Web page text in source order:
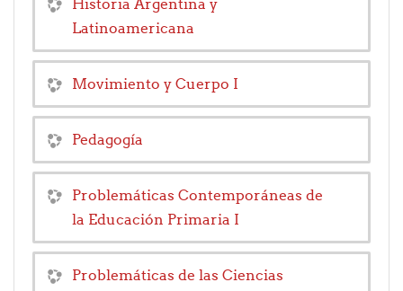
Latinoamericana
Movimiento y Cuerpo I
Pedagogía
Problemáticas Contemporáneas de
la Educación Primaria I
Problemáticas de las Ciencias